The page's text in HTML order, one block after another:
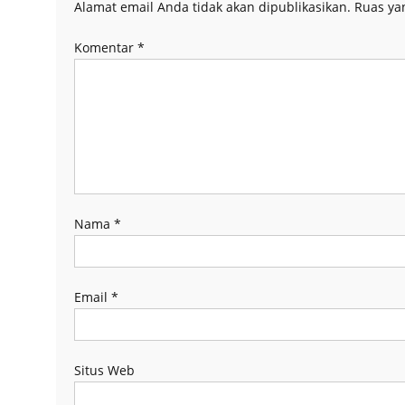
Alamat email Anda tidak akan dipublikasikan. Ruas
Komentar *
Nama *
Email *
Situs Web